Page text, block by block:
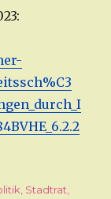
, Stadtrat,